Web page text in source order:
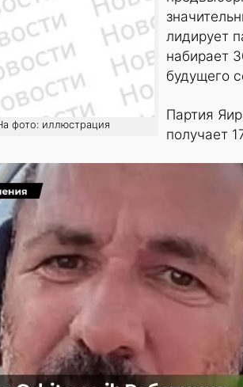
фото: иллюстрация
лидирует
набирает
будущего
Партия
получает